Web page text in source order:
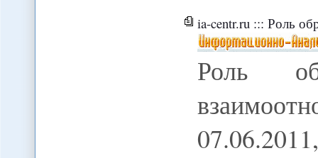
ia-centr.ru ::: Роль
Роль